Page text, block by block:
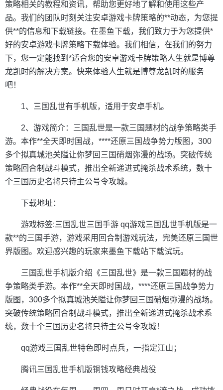
策略相关的教程和资讯，帮助您更好地了解和使用这些产
品。我们的团队时刻关注安卓游戏卡牌策略的**动态，为您提
供**的信息和下载链接。在墨鱼下载，我们致力于为您提供*
好的安卓游戏卡牌策略下载体验。我们相信，在我们的努力
下，您一定能找到*适合您的安卓游戏卡牌策略人生就是博尊
龙凯时的解决方案。快来体验人生就是博尊龙凯时的服务
吧！
1、三国乱世有手机版，适用于安卓手机。
2、游戏简介：三国乱世是一款三国题材的战争策略类手
游。本作**全天即时国战，****还原三国战争势力版图，300
多个拟真城池关隘让你梦回三国硝烟弥漫的战场。突破传统
策略回合制战斗模式，推出全新递进式掩杀战术系统，数十
个三国历史名将只待主公号令攻城。
下载地址：
游戏标签:三国乱世三国手游 qq游戏三国乱世手机版是一
款**的三国手游，游戏采用回合制游戏玩法，完美还原三国世
界版图。欢迎感兴趣的玩家来墨鱼下载站下载试玩。
三国乱世手机版介绍《三国乱世》是一款三国题材的战
争策略类手游。本作**全天即时国战，****还原三国战争势力
版图，300多个拟真城池关隘让你梦回三国硝烟弥漫的战场。
突破传统策略回合制战斗模式，推出全新递进式掩杀战术系
统，数十个三国历史名将只待主公号令攻城！
qq游戏三国乱世特色即时点兵，一指定江山；
腾讯三国乱世手机版铜钱攻略经典战役